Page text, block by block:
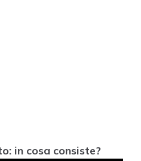
in cosa consiste?